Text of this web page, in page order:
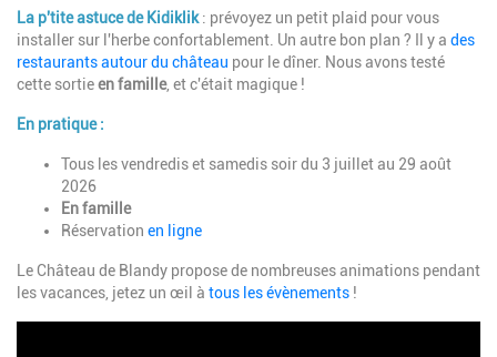
La p'tite astuce de Kidiklik: prévoyez un petit plaid pour vous
installer sur l'herbe confortablement. Un autre bon plan ? Il y a des
restaurants autour du château pour le dîner. Nous avons testé
cette sortieen famille, et c'était magique !
En pratique :
Tous les vendredis et samedis soir du 3 juillet au 29 août
2026
En famille
Réservation en ligne
Le Château de Blandy propose de nombreuses animations pendant
les vacances, jetez un œil à tous les évènements !